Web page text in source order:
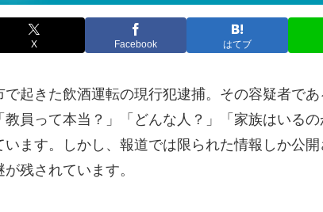
X Facebook はてブ
で起きた飲酒運転の現行犯逮捕。その容疑者で
教員って本当？」「どんな人？」「家族はいる
います。しかし、報道では限られた情報しか公
残されています。